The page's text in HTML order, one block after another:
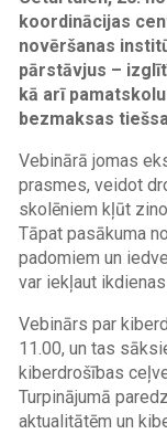
koordinācijas
novēršanas
pārstāvjus –
kā arī
bezmaksas
Vebinārā jomas
prasmes, veidot
skolēniem kļūt
Tāpat pasākuma
padomiem un
var iekļaut
Vebinārs par
11.00, un tas
kiberdrošības
Turpinājumā
aktualitātēm un